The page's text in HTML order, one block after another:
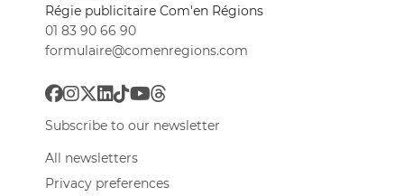
Régie publicitaire Com'en Régions
01 83 90 66 90
formulaire@comenregions.com
Subscribe to our newsletter
All newsletters
Privacy preferences